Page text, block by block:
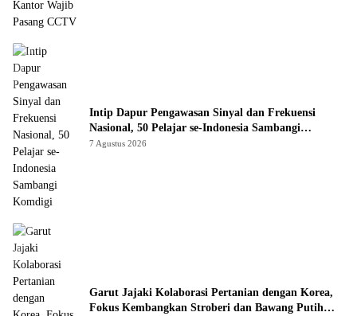
Intip Dapur Pengawasan Sinyal dan Frekuensi
Nasional, 50 Pelajar se-Indonesia Sambangi
Komdigi
7 Agustus 2026
Garut Jajaki Kolaborasi Pertanian dengan Korea,
Fokus Kembangkan Stroberi dan Bawang Putih